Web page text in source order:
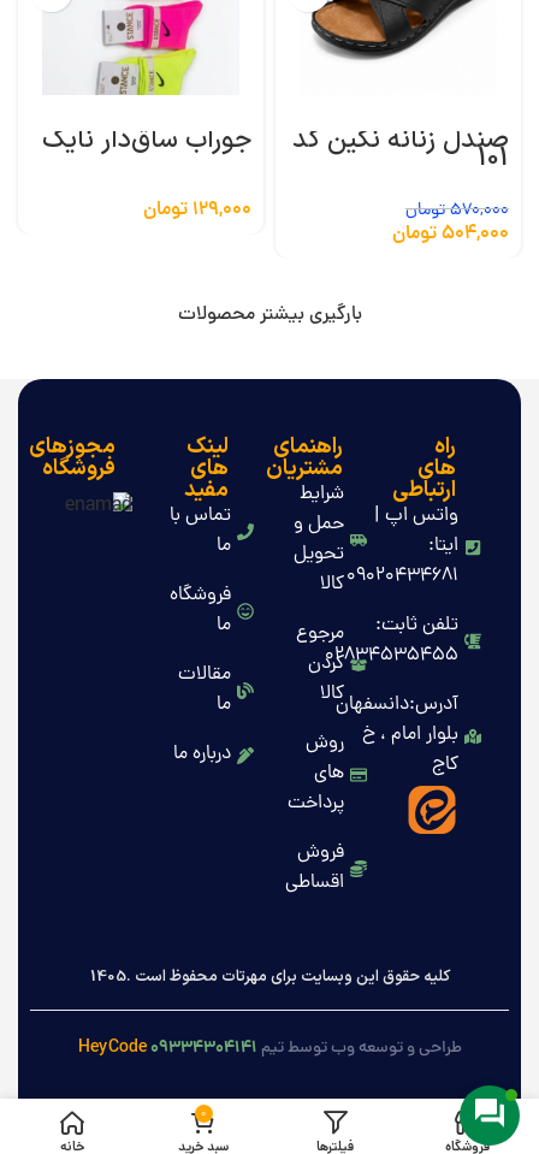
صندل زنانه نگین کد
101
570,000تومان
504,000تومان
جوراب ساق‌دار نایک
129,000 تومان
بارگیری بیشتر محصولات
راه
های
ارتباطی
واتس اپ |
ایتا:
09020434681
تلفن ثابت:
02834535455
آدرس:دانسفهان
بلوار امام ، خ
کاج
راهنمای
مشتریان
شرایط
حمل و
تحویل
کالا
مرجوع
کردن
کالا
روش
های
پرداخت
فروش
اقساطی
لینک
های
مفید
تماس با
ما
فروشگاه
ما
مقالات
ما
درباره ما
مجوزهای
فروشگاه
کلیه حقوق این وبسایت برای مهرتات محفوظ است .1405
طراحی و توسعه وب توسط تیم HeyCode ۰۹۳۳۴۳۰۴۱۴۱
فروشگاه فیلترها
0
سبد خرید خانه